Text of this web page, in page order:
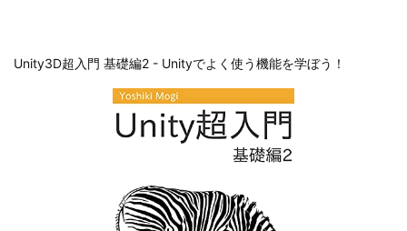
Unity3D超入門 基礎編2 - Unityでよく使う機能を学ぼう！